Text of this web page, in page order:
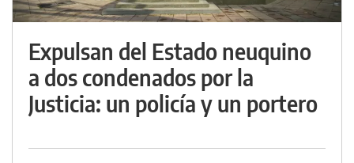
Expulsan del Estado neuquino
a dos condenados por la
Justicia: un policía y un portero